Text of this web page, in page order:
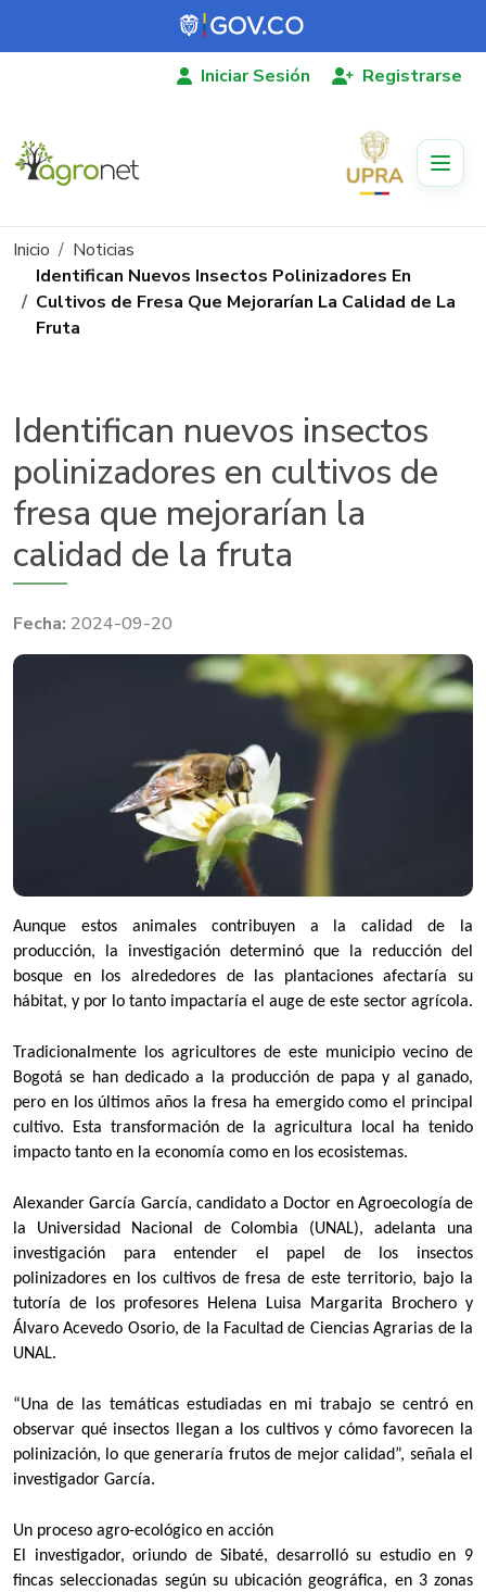
Pasar al contenido principal
Iniciar Sesión Registrarse
Ruta de navegación
Inicio
Noticias
Identifican Nuevos Insectos Polinizadores En
Cultivos de Fresa Que Mejorarían La Calidad de La
Fruta
Identifican nuevos insectos
polinizadores en cultivos de
fresa que mejorarían la
calidad de la fruta
2024-09-20
Aunque estos animales contribuyen a la calidad de la
producción, la investigación determinó que la reducción del
bosque en los alrededores de las plantaciones afectaría su
hábitat, y por lo tanto impactaría el auge de este sector agrícola.
Tradicionalmente los agricultores de este municipio vecino de
Bogotá se han dedicado a la producción de papa y al ganado,
pero en los últimos años la fresa ha emergido como el principal
cultivo. Esta transformación de la agricultura local ha tenido
impacto tanto en la economía como en los ecosistemas.
Alexander García García, candidato a Doctor en Agroecología de
la Universidad Nacional de Colombia (UNAL), adelanta una
investigación para entender el papel de los insectos
polinizadores en los cultivos de fresa de este territorio, bajo la
tutoría de los profesores Helena Luisa Margarita Brochero y
Álvaro Acevedo Osorio, de la Facultad de Ciencias Agrarias de la
UNAL.
“Una de las temáticas estudiadas en mi trabajo se centró en
observar qué insectos llegan a los cultivos y cómo favorecen la
polinización, lo que generaría frutos de mejor calidad”, señala el
investigador García.
Un proceso agro-ecológico en acción
El investigador, oriundo de Sibaté, desarrolló su estudio en 9
fincas seleccionadas según su ubicación geográfica, en 3 zonas